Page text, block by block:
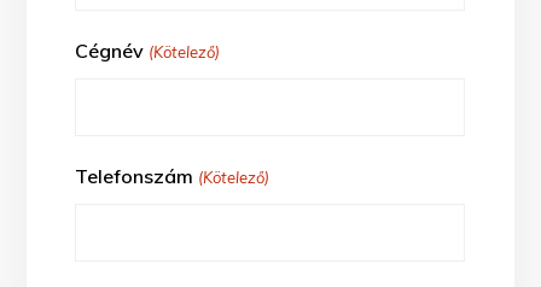
Cégnév (Kötelező)
Telefonszám (Kötelező)